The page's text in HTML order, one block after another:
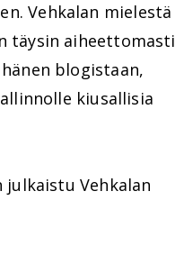
Vehkalan mielestä
täysin aiheettomasti
blogistaan,
kiusallisia
Vehkalan